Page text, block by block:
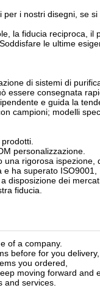
i nostri disegni, se
la fiducia reciproca, il
le ultime
di sistemi di
essere consegnata
e guida la
campioni; modelli
personalizzazione.
rigorosa ispezione,
ha superato
disposizione dei
fiducia.
of a company.
before for you
you ordered,
moving forward and
and services.